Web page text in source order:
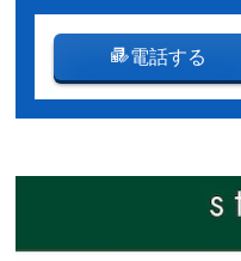
電話する